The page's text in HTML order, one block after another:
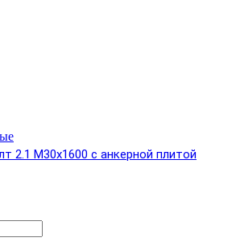
2.1 М30х1600 с анкерной плитой